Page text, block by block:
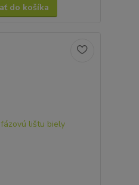
do košíka